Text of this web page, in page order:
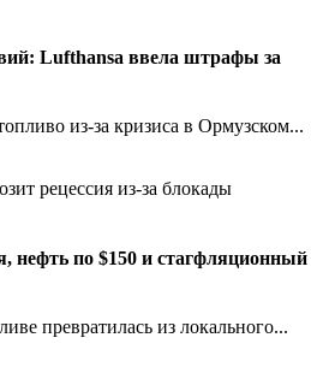
Lufthansa ввела штрафы за
из-за кризиса в Ормузском...
нефть по $150 и стагфляционный
превратилась из локального...